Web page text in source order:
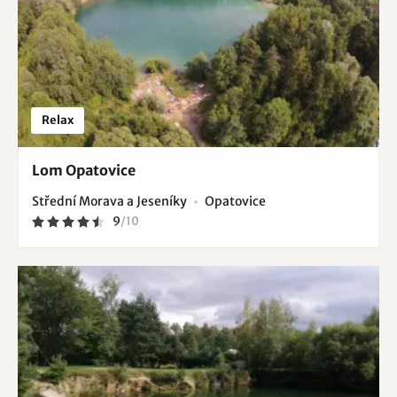
Relax
Lom Opatovice
Střední Morava a Jeseníky Opatovice
9/10